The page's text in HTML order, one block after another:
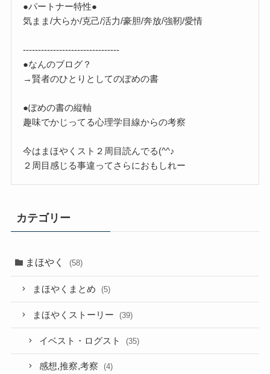
●パートナー特性●
気まま/大らか/克己/活力/豪胆/奔放/強靭/愛情
--------------------------------
●なんのブログ？
→賢者のひとりとしてのぽめの書
●ぽめの書の縦軸
趣味でかじってる心理学目線からの考察
今はまほやくスト２周目読んでる(^^♪
２周目感じる事違ってさらにおもしれー
カテゴリー
まほやく (58)
まほやくまとめ (5)
まほやくストーリー (39)
イベスト・ログスト (35)
感想,推察,考察 (4)